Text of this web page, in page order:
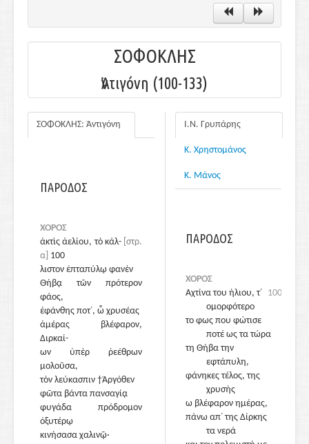
ΣΟΦΟΚΛΗΣ
Ἀντιγόνη (100-133)
ΣΟΦΟΚΛΗΣ: Ἀντιγόνη
ΠΑΡΟΔΟΣ
ΧΟΡΟΣ
ἀκτὶς ἀελίου, τὸ κάλ- [στρ.
α] 100
λιστον ἑπταπύλῳ φανὲν
Θήβᾳ τῶν πρότερον
φάος,
ἐφάνθης ποτ᾽, ὦ χρυσέας
ἁμέρας βλέφαρον,
Διρκαί-
ων ὑπὲρ ῥεέθρων
μολοῦσα,
τὸν λεύκασπιν †Ἀργόθεν
φῶτα βάντα πανσαγίᾳ
φυγάδα πρόδρομον
ὀξυτέρῳ
κινήσασα χαλινῷ·
Ι.Ν. Γρυπάρης
Κ. Χρηστομάνος
Κ. Μάνος
ΠΑΡΟΔΟΣ
ΧΟΡΟΣ
100
Αχτίνα του ήλιου, τ᾽
ομορφότερο
το φως που φώτισε
ποτέ ως τα τώρα
τη Θήβα την
εφτάπυλη,
φάνηκες τέλος, της
χρυσής
ω βλέφαρον ημέρας,
πάνω απ᾽ της Δίρκης
τα νερά